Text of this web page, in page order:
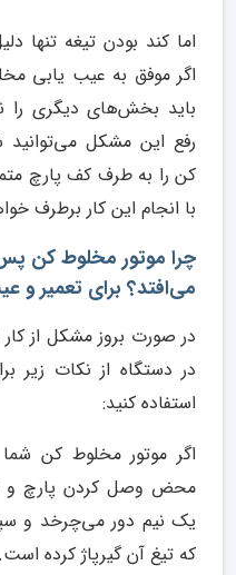
اما کند بودن تیغه تنها
اگر موفق به عیب یابی
باید بخش‌های دیگری را
رفع این مشکل
کن را به طرف کف پارچ
با انجام این کار برطرف
چرا موتور مخلوط کن
می‌افتد؟ برای تعمیر و
در صورت بروز مشکل از کار
در دستگاه از نکات زیر
استفاده کنید:
اگر موتور مخلوط کن
محض وصل کردن پارچ و
یک نیم دور می‌چرخد و
که تیغ آن گیرپاژ کرده است.